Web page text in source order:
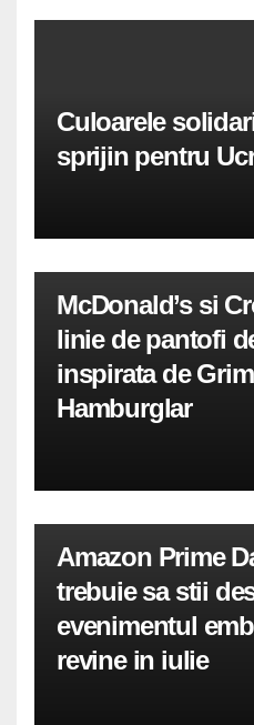
Culoarele
sprijin pentru
McDonald’s si
linie de pantofi
inspirata de
Hamburglar
Amazon Prime
trebuie sa stii
evenimentul
revine in iulie